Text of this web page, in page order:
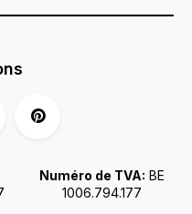
Numéro de TVA: BE
1006.794.177